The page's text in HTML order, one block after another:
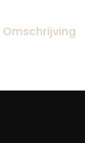
Omschrijving